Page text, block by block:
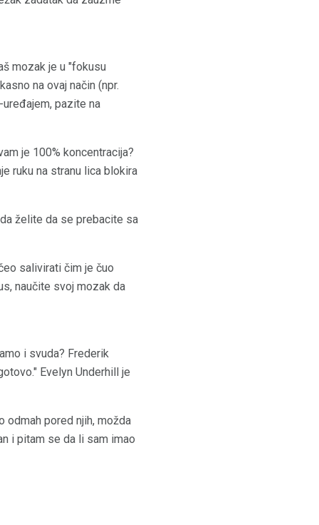
mozak je u "fokusu
na ovaj način (npr.
pazite na
je 100% koncentracija?
ruku na stranu lica blokira
želite da se prebacite sa
salivirati čim je čuo
naučite svoj mozak da
i svuda? Frederik
Evelyn Underhill je
odmah pored njih, možda
i pitam se da li sam imao